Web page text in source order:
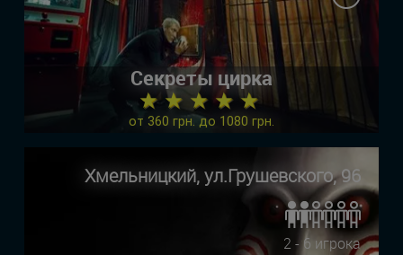
Секреты цирка
★ ★ ★ ★ ★
от 360 грн. до 1080 грн.
Хмельницкий, ул.Грушевского, 96
2 - 6 игрока